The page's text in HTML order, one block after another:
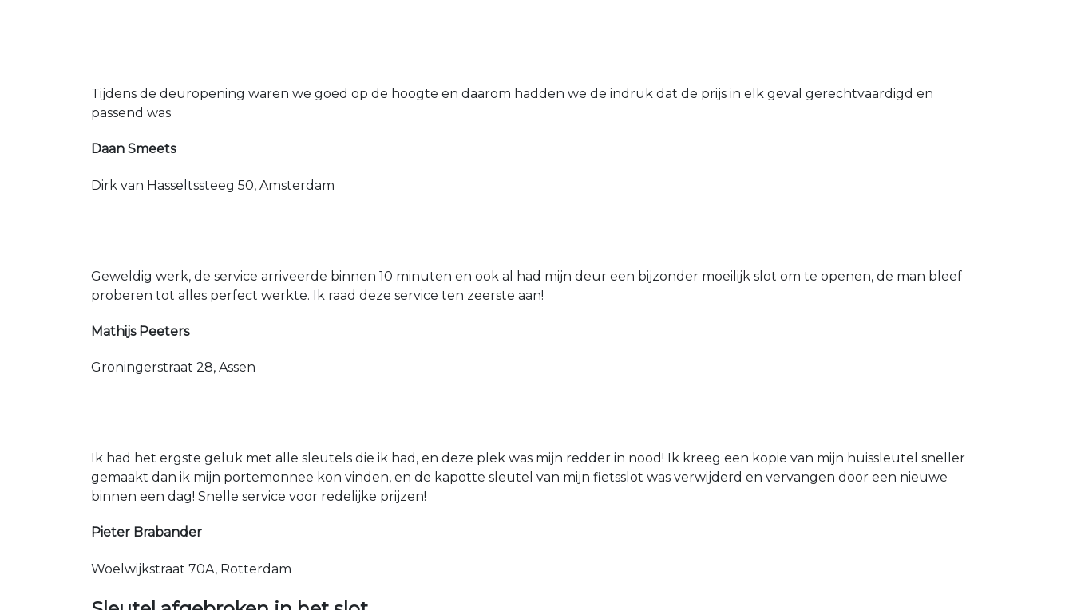
Tijdens de deuropening waren we goed op de hoogte en daarom hadden we de indruk dat de prijs in elk geval gerechtvaardigd en
passend was
Daan Smeets
Dirk van Hasseltssteeg 50, Amsterdam
Geweldig werk, de service arriveerde binnen 10 minuten en ook al had mijn deur een bijzonder moeilijk slot om te openen, de man bleef
proberen tot alles perfect werkte. Ik raad deze service ten zeerste aan!
Mathijs Peeters
Groningerstraat 28, Assen
Ik had het ergste geluk met alle sleutels die ik had, en deze plek was mijn redder in nood! Ik kreeg een kopie van mijn huissleutel sneller
gemaakt dan ik mijn portemonnee kon vinden, en de kapotte sleutel van mijn fietsslot was verwijderd en vervangen door een nieuwe
binnen een dag! Snelle service voor redelijke prijzen!
Pieter Brabander
Woelwijkstraat 70A, Rotterdam